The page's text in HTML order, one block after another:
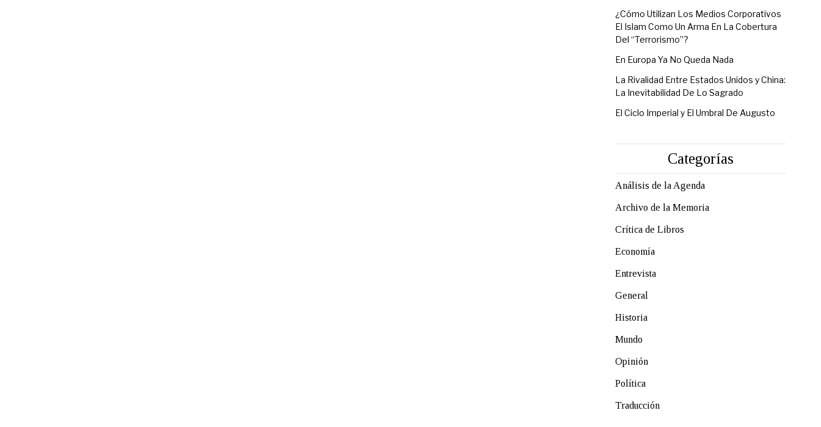
¿Cómo Utilizan Los Medios Corporativos
El Islam Como Un Arma En La Cobertura
Del “Terrorismo”?
En Europa Ya No Queda Nada
La Rivalidad Entre Estados Unidos y China:
La Inevitabilidad De Lo Sagrado
El Ciclo Imperial y El Umbral De Augusto
Categorías
Análisis de la Agenda
Archivo de la Memoria
Crítica de Libros
Economía
Entrevista
General
Historia
Mundo
Opinión
Política
Traducción